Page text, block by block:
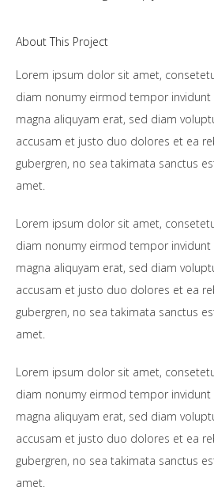
About This Project
Lorem ipsum dolor sit amet,
diam nonumy eirmod tempor
magna aliquyam erat, sed diam
accusam et justo duo dolores et ea
gubergren, no sea takimata sanctus
amet.
Lorem ipsum dolor sit amet,
diam nonumy eirmod tempor
magna aliquyam erat, sed diam
accusam et justo duo dolores et ea
gubergren, no sea takimata sanctus
amet.
Lorem ipsum dolor sit amet,
diam nonumy eirmod tempor
magna aliquyam erat, sed diam
accusam et justo duo dolores et ea
gubergren, no sea takimata sanctus
amet.